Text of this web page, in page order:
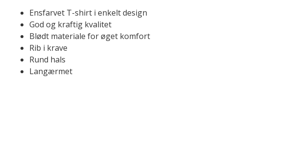
Ensfarvet T-shirt i enkelt design
God og kraftig kvalitet
Blødt materiale for øget komfort
Rib i krave
Rund hals
Langærmet